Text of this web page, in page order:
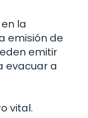
la
emisión de
emitir
evacuar a
vital.